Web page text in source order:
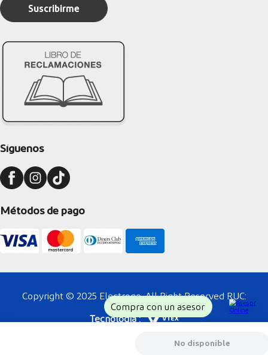
No disponible
Suscribirme
Síguenos
Métodos de pago
Copyright © 2025 Electrogo. All Right Reserved RUC:
20128836170
Tecnología :
Compra con un asesor